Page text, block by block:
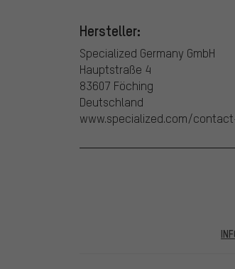
Hersteller:
Specialized Germany GmbH
Hauptstraße 4
83607 Föching
Deutschland
www.specialized.com/